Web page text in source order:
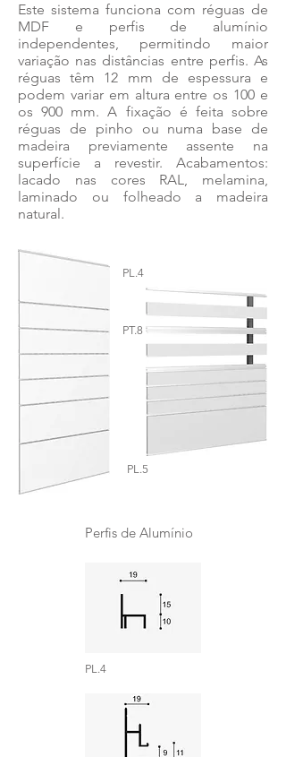
Este sistema funciona com réguas de
MDF e perfis de alumínio
independentes, permitindo maior
variação nas distâncias entre perfis. As
réguas têm 12 mm de espessura e
podem variar em altura entre os 100 e
os 900 mm. A fixação é feita sobre
réguas de pinho ou numa base de
madeira previamente assente na
superfície a revestir. Acabamentos:
lacado nas cores RAL, melamina,
laminado ou folheado a madeira
natural.
PL.4
PT.8
PL.5
Perfis de Alumínio
PL.4